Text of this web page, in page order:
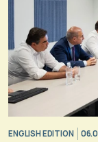
ENGLISH EDITION